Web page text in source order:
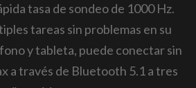
tasa de sondeo de 1000 Hz.
tareas sin problemas en su
y tableta, puede conectar sin
a través de Bluetooth 5.1 a tres